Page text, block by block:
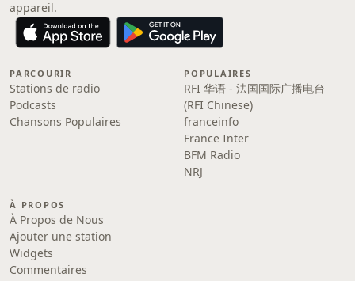
appareil.
PARCOURIR
Stations de radio
Podcasts
Chansons Populaires
POPULAIRES
RFI 华语 - 法国国际广播电台
(RFI Chinese)
franceinfo
France Inter
BFM Radio
NRJ
À PROPOS
À Propos de Nous
Ajouter une station
Widgets
Commentaires